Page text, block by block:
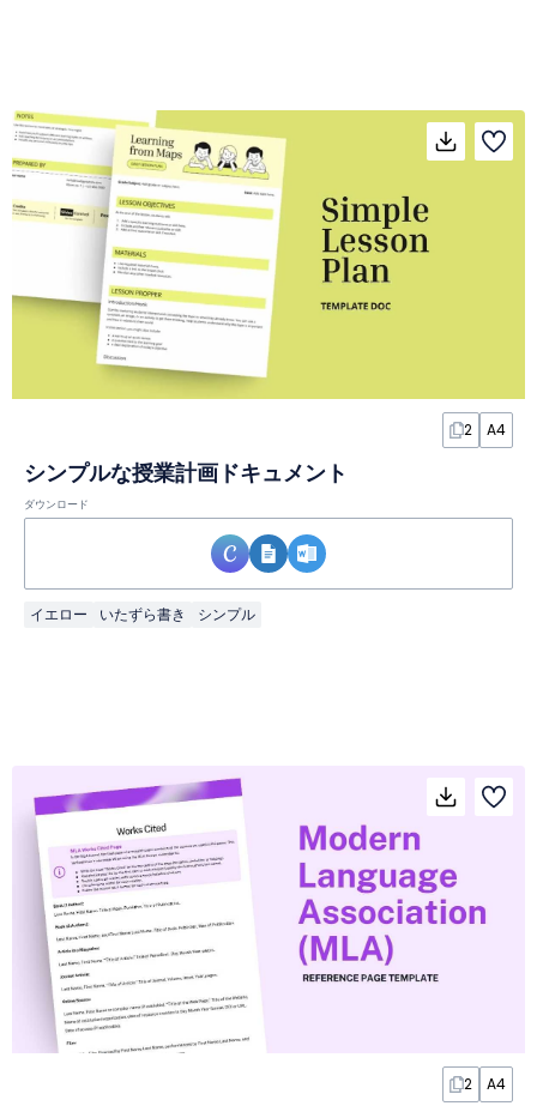
2 A4
シンプルな授業計画ドキュメント
ダウンロード
イエロー いたずら書き シンプル
2 A4